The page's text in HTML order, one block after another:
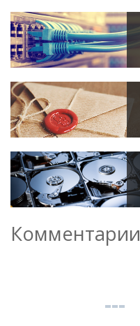
Комментарии